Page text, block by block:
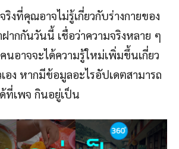
งที่คุณอาจไม่รู้เกี่ยวกับร่างกายของ
ฝากกันวันนี้ เชื่อว่าความจริงหลาย ๆ
นอาจจะได้ความรู้ใหม่เพิ่มขึ้นเกี่ยว
อง หากมีข้อมูลอะไรอัปเดตสามารถ
ที่เพจ กินอยู่เป็น